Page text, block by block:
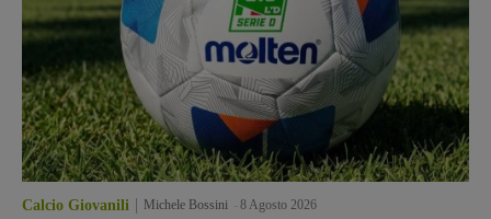
Calcio Giovanili Michele Bossini 8 Agosto 2026